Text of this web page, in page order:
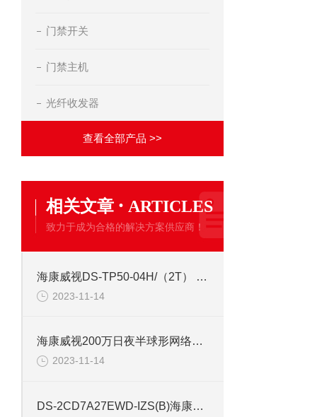
门禁开关
门禁主机
光纤收发器
查看全部产品 >>
相关文章 · ARTICLES
致力于成为合格的解决方案供应商！
海康威视DS-TP50-04H/（2T） 4路企业级服务器终端
2023-11-14
海康威视200万日夜半球形网络摄像机DS-2CD2325-I
2023-11-14
DS-2CD7A27EWD-IZS(B)海康200万抓拍筒型网络摄像机